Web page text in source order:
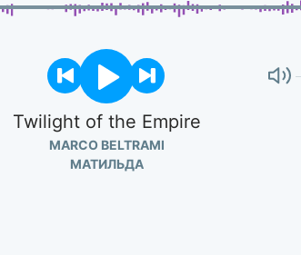
Twilight of the Empire
MARCO BELTRAMI
МАТИЛЬДА